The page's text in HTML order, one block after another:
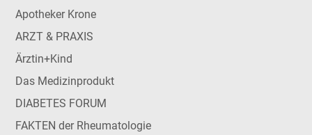
Apotheker Krone
ARZT & PRAXIS
Ärztin+Kind
Das Medizinprodukt
DIABETES FORUM
FAKTEN der Rheumatologie